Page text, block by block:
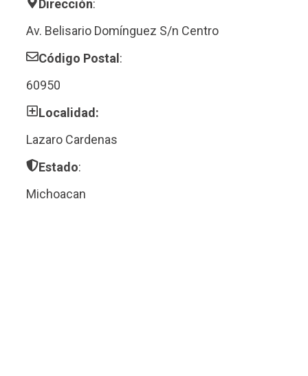
Dirección:
Av. Belisario Domínguez S/n Centro
Código Postal :
60950
Localidad:
Lazaro Cardenas
Estado:
Michoacan